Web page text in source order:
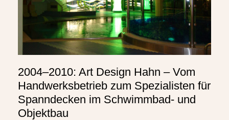
2004–2010: Art Design Hahn – Vom
Handwerksbetrieb zum Spezialisten für
Spanndecken im Schwimmbad- und
Objektbau